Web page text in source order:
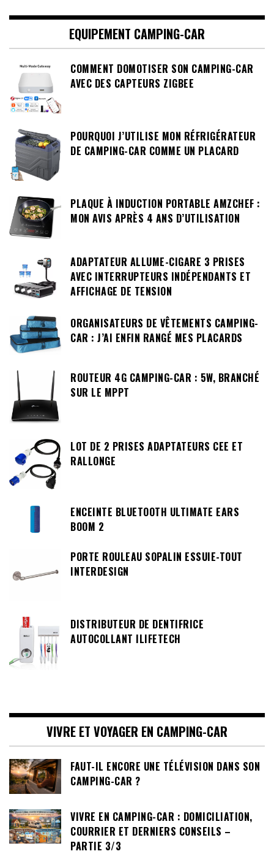
EQUIPEMENT CAMPING-CAR
COMMENT DOMOTISER SON CAMPING-CAR
AVEC DES CAPTEURS ZIGBEE
POURQUOI J’UTILISE MON RÉFRIGÉRATEUR
DE CAMPING-CAR COMME UN PLACARD
PLAQUE À INDUCTION PORTABLE AMZCHEF :
MON AVIS APRÈS 4 ANS D’UTILISATION
ADAPTATEUR ALLUME-CIGARE 3 PRISES
AVEC INTERRUPTEURS INDÉPENDANTS ET
AFFICHAGE DE TENSION
ORGANISATEURS DE VÊTEMENTS CAMPING-
CAR : J’AI ENFIN RANGÉ MES PLACARDS
ROUTEUR 4G CAMPING-CAR : 5W, BRANCHÉ
SUR LE MPPT
LOT DE 2 PRISES ADAPTATEURS CEE ET
RALLONGE
ENCEINTE BLUETOOTH ULTIMATE EARS
BOOM 2
PORTE ROULEAU SOPALIN ESSUIE-TOUT
INTERDESIGN
DISTRIBUTEUR DE DENTIFRICE
AUTOCOLLANT ILIFETECH
VIVRE ET VOYAGER EN CAMPING-CAR
FAUT-IL ENCORE UNE TÉLÉVISION DANS SON
CAMPING-CAR ?
VIVRE EN CAMPING-CAR : DOMICILIATION,
COURRIER ET DERNIERS CONSEILS –
PARTIE 3/3